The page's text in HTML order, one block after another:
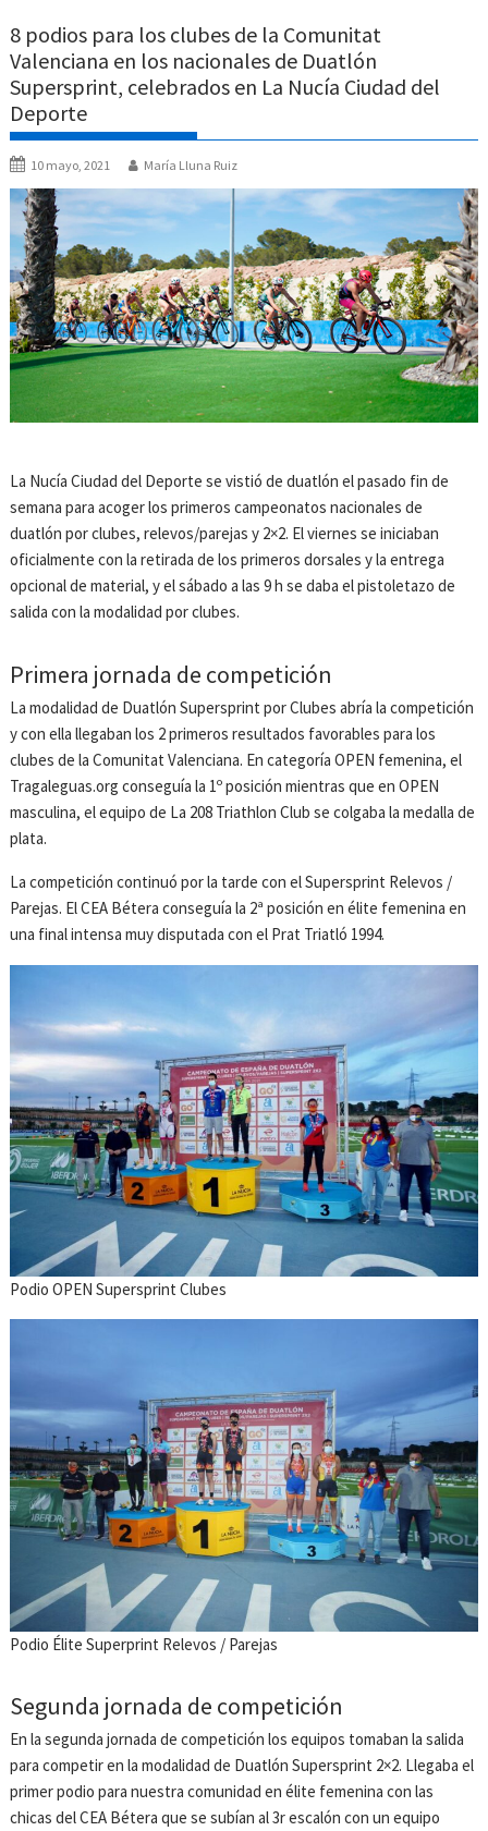
8 podios para los clubes de la Comunitat
Valenciana en los nacionales de Duatlón
Supersprint, celebrados en La Nucía Ciudad del
Deporte
10 mayo, 2021 María Lluna Ruiz
La Nucía Ciudad del Deporte se vistió de duatlón el pasado fin de
semana para acoger los primeros campeonatos nacionales de
duatlón por clubes, relevos/parejas y 2×2. El viernes se iniciaban
oficialmente con la retirada de los primeros dorsales y la entrega
opcional de material, y el sábado a las 9 h se daba el pistoletazo de
salida con la modalidad por clubes.
Primera jornada de competición
La modalidad de Duatlón Supersprint por Clubes abría la competición
y con ella llegaban los 2 primeros resultados favorables para los
clubes de la Comunitat Valenciana. En categoría OPEN femenina, el
Tragaleguas.org conseguía la 1º posición mientras que en OPEN
masculina, el equipo de La 208 Triathlon Club se colgaba la medalla de
plata.
La competición continuó por la tarde con el Supersprint Relevos /
Parejas. El CEA Bétera conseguía la 2ª posición en élite femenina en
una final intensa muy disputada con el Prat Triatló 1994.
Podio OPEN Supersprint Clubes
Podio Élite Superprint Relevos / Parejas
Segunda jornada de competición
En la segunda jornada de competición los equipos tomaban la salida
para competir en la modalidad de Duatlón Supersprint 2×2. Llegaba el
primer podio para nuestra comunidad en élite femenina con las
chicas del CEA Bétera que se subían al 3r escalón con un equipo